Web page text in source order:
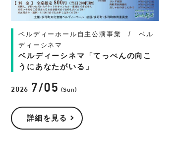
ベルディーホール自主公演事業 / ベル
ディーシネマ
ベルディーシネマ「てっぺんの向こ
うにあなたがいる」
2026 7/05 (Sun)
詳細を見る